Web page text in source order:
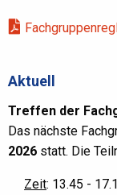
Aktuell
Treffen der
Das nächste
2026 statt. Die
Zeit: 13.45 -